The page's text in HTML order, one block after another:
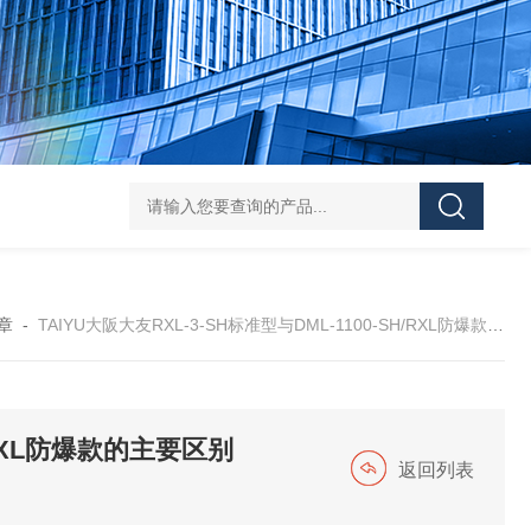
L-00/01/02/03DAICO大浩研
- TAIYU大阪大友RXL-3-SH标准型与DML-1100-SH/RXL防爆款的主要区别
防爆款的主要区别
返回列表